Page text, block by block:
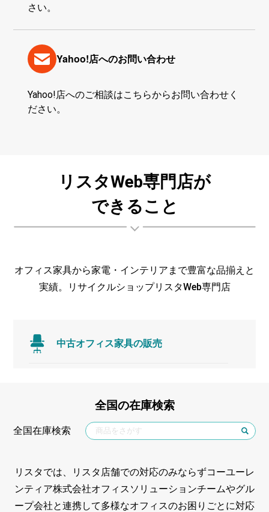
さい。
Yahoo!店へのお問い合わせ
Yahoo!店へのご相談はこちらからお問い合わせく
ださい。
リスタWeb専門店が
できること
オフィス家具から家電・インテリアまで豊富な品揃えと
実績。リサイクルショップリスタWeb専門店
中古オフィス家具の販売
全国の在庫検索
全国在庫検索
リスタでは、リスタ店舗での対応のみならずコーユーレ
ンティア株式会社オフィスソリューションチームやグル
ープ会社と連携して多様なオフィスのお困りごとに対応